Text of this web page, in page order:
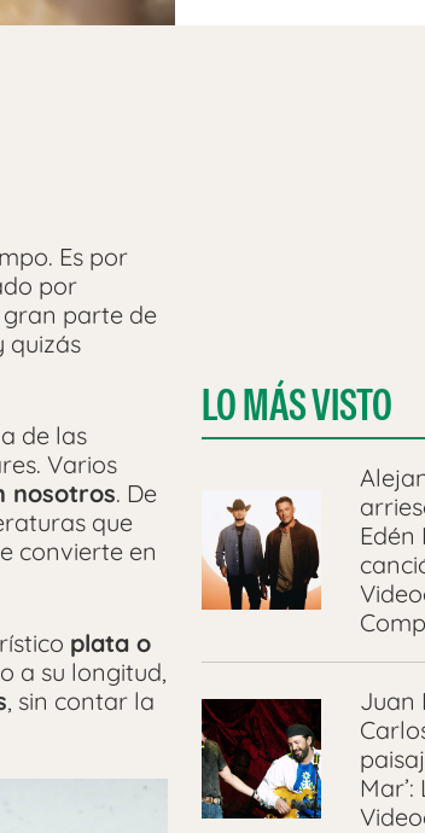
Es por
por
gran parte de
quizás
de las
Varios
nosotros. De
que
convierte en
plata o
a su longitud,
, sin contar la
LO MÁS VISTO
Edén
Juan